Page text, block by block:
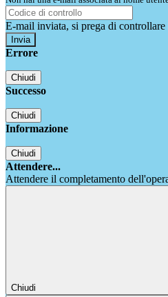
E-mail inviata, si prega di controllare
Errore
Chiudi
Successo
Chiudi
Informazione
Chiudi
Attendere...
Attendere il completamento
Chiudi